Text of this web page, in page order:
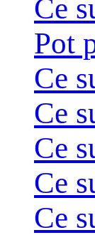
Ce
Pot
Ce
Ce
Ce
Ce
Ce